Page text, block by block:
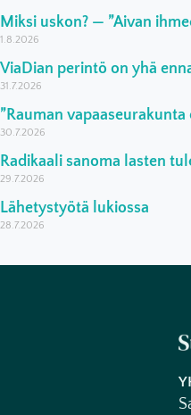
Miksi uskon? — ”Aivan
1.8.2026
ViaDian perintö on yhä
31.7.2026
”Rauman
30.7.2026
Radikaali sanoma lasten
29.7.2026
Lähetystyötä lukiossa
28.7.2026